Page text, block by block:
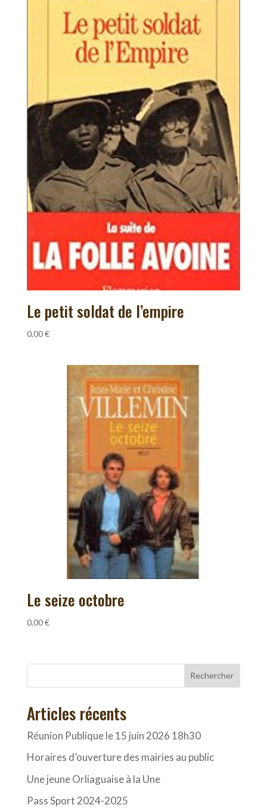
Le petit soldat de l’empire
0,00€
Le seize octobre
0,00€
Rechercher
Articles récents
Réunion Publique le 15 juin 2026 18h30
Horaires d’ouverture des mairies au public
Une jeune Orliaguaise à la Une
Pass Sport 2024-2025